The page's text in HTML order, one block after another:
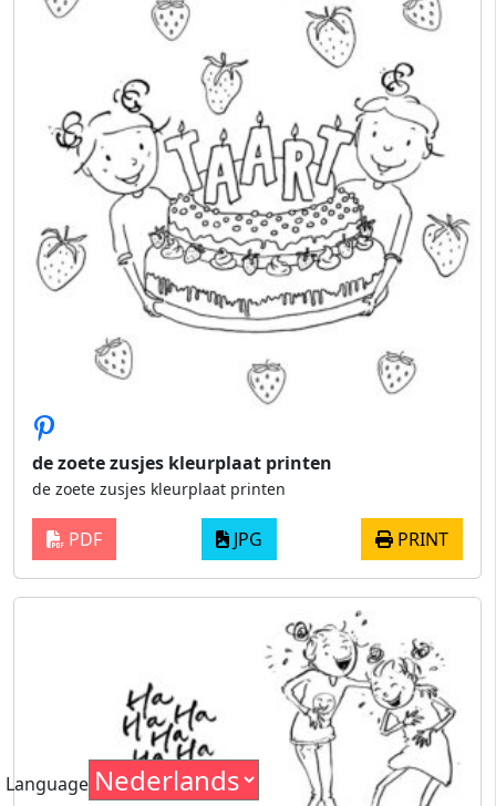
de zoete zusjes kleurplaat printen
de zoete zusjes kleurplaat printen
PDF JPG PRINT
Language